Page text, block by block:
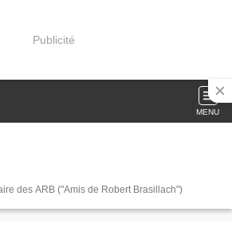
Publicité
MENU
des ARB ("Amis de Robert Brasillach")